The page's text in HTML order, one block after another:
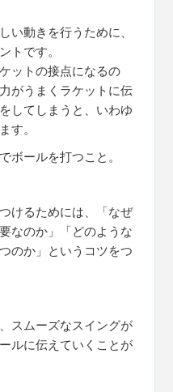
い動きを行うために、
トです。
ットの接点になるの
がうまくラケットに伝
してしまうと、いわゆ
す。
ボールを打つこと。
けるためには、「なぜ
なのか」「どのような
のか」というコツをつ
スムーズなスイングが
ルに伝えていくことが